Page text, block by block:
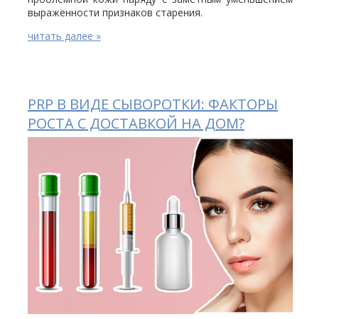
выраженности признаков старения.
читать далее »
PRP В ВИДЕ СЫВОРОТКИ: ФАКТОРЫ
РОСТА С ДОСТАВКОЙ НА ДОМ?